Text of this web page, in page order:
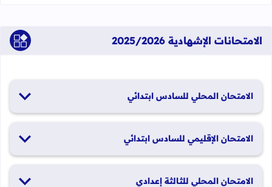
الامتحانات الإشهادية 2025/2026
الامتحان المحلي للسادس ابتدائي
الامتحان الإقليمي للسادس ابتدائي
الامتحان المحلي للثالثة إعدادي